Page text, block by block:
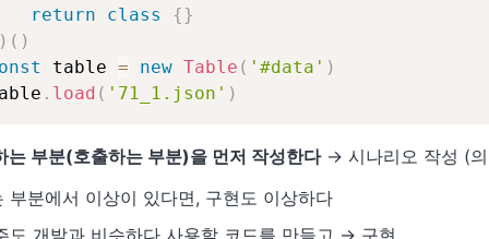
return
class {}
( )
table = new Table ( '#data' )
. load ( '71_1.json' )
는 부분(호출하는 부분)을 먼저 작성한다→ 시나리오 작성 (의
부분에서 이상이 있다면, 구현도 이상하다
도 개발과 비슷하다 사용할 코드를 만들고 → 구현